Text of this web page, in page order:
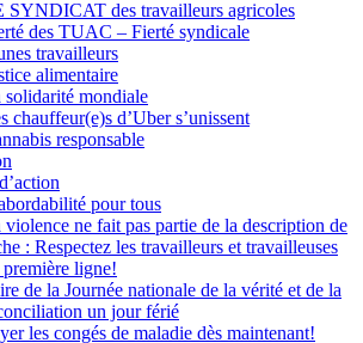
SYNDICAT des travailleurs agricoles
des TUAC – Fierté syndicale
travailleurs
alimentaire
solidarité mondiale
chauffeur(e)s d’Uber s’unissent
responsable
pour tous
violence ne fait pas partie de la description de
: Respectez les travailleurs et travailleuses
première ligne!
de la Journée nationale de la vérité et de la
un jour férié
les congés de maladie dès maintenant!